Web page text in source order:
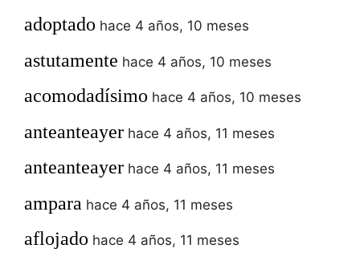
adoptado hace 4 años, 10 meses
astutamente hace 4 años, 10 meses
acomodadísimo hace 4 años, 10 meses
anteanteayer hace 4 años, 11 meses
anteanteayer hace 4 años, 11 meses
ampara hace 4 años, 11 meses
aflojado hace 4 años, 11 meses